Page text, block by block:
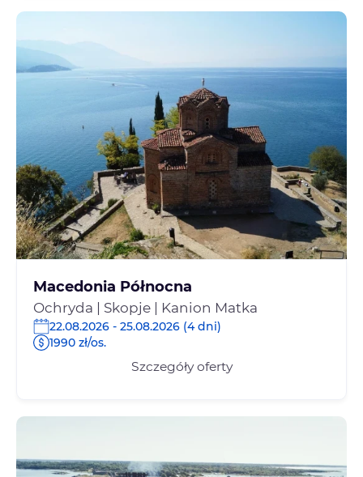
Macedonia Północna
Ochryda | Skopje | Kanion Matka
22.08.2026 - 25.08.2026 (4 dni)
1990 zł/os.
Szczegóły oferty